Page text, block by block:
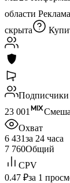
области
скрыта
Подписчики
23 001
Охват
6 431за 24 часа
7 760Общий
CPV
0.47 ₽за 1